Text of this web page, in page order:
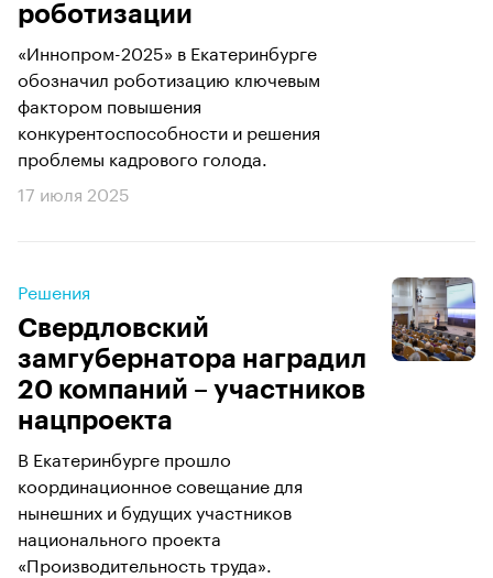
роботизации
«Иннопром-2025» в Екатеринбурге
обозначил роботизацию ключевым
фактором повышения
конкурентоспособности и решения
проблемы кадрового голода.
17 июля 2025
Решения
Свердловский
замгубернатора наградил
20 компаний – участников
нацпроекта
В Екатеринбурге прошло
координационное совещание для
нынешних и будущих участников
национального проекта
«Производительность труда».